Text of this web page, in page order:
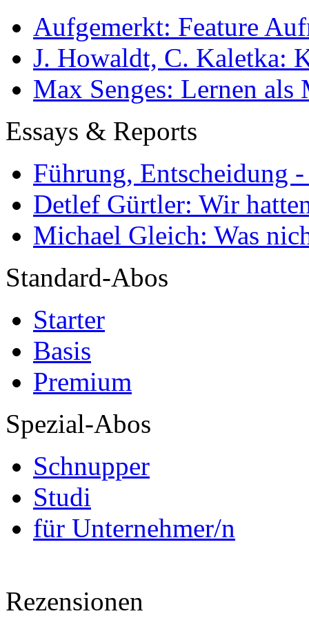
Aufgemerkt: Feature
J. Howaldt, C. Kaletka:
Max Senges: Lernen als
Essays & Reports
Führung, Entscheidung
Detlef Gürtler: Wir
Michael Gleich: Was
Standard-Abos
Starter
Basis
Premium
Spezial-Abos
Schnupper
Studi
für Unternehmer/n
Rezensionen